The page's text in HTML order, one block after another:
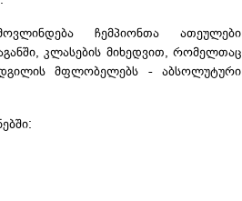
ჩემპიონთა ათეულები
კლასების მიხედვით, რომელთაც
მფლობელებს - აბსოლუტური